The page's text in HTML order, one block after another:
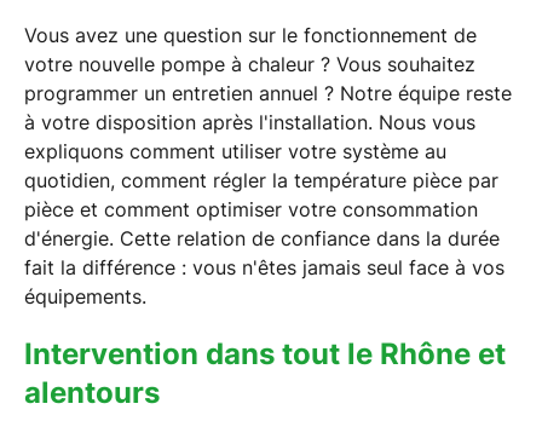
Vous avez une question sur le fonctionnement de
votre nouvelle pompe à chaleur ? Vous souhaitez
programmer un entretien annuel ? Notre équipe reste
à votre disposition après l'installation. Nous vous
expliquons comment utiliser votre système au
quotidien, comment régler la température pièce par
pièce et comment optimiser votre consommation
d'énergie. Cette relation de confiance dans la durée
fait la différence : vous n'êtes jamais seul face à vos
équipements.
Intervention dans tout le Rhône et
alentours